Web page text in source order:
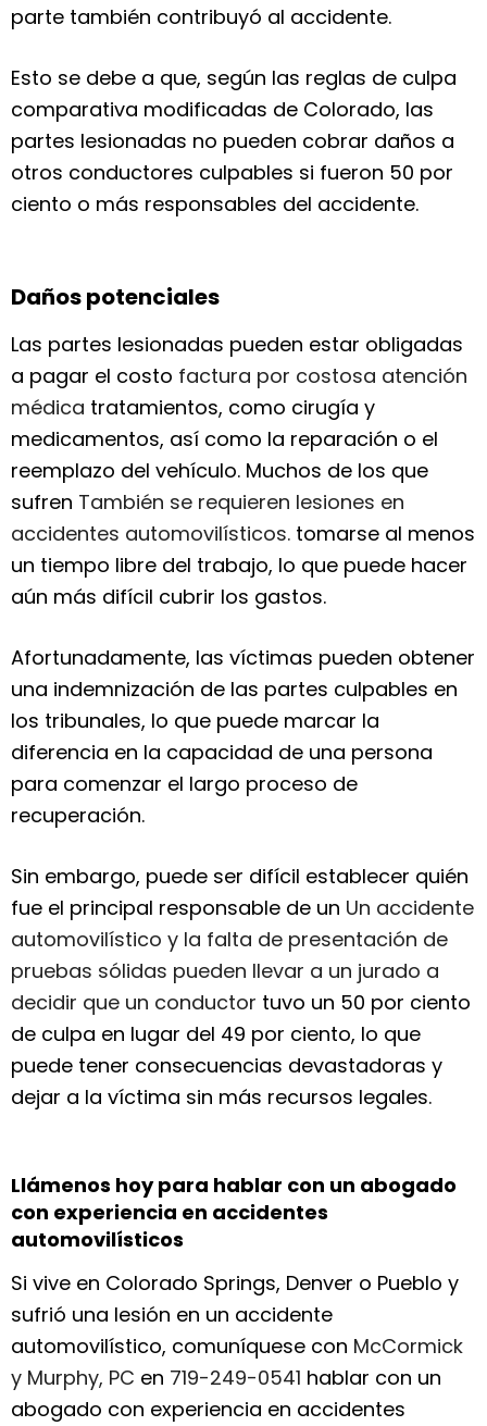
parte también contribuyó al accidente.
Esto se debe a que, según las reglas de culpa
comparativa modificadas de Colorado, las
partes lesionadas no pueden cobrar daños a
otros conductores culpables si fueron 50 por
ciento o más responsables del accidente.
Daños potenciales
Las partes lesionadas pueden estar obligadas
a pagar el costo factura por costosa atención
médica tratamientos, como cirugía y
medicamentos, así como la reparación o el
reemplazo del vehículo. Muchos de los que
sufren También se requieren lesiones en
accidentes automovilísticos. tomarse al menos
un tiempo libre del trabajo, lo que puede hacer
aún más difícil cubrir los gastos.
Afortunadamente, las víctimas pueden obtener
una indemnización de las partes culpables en
los tribunales, lo que puede marcar la
diferencia en la capacidad de una persona
para comenzar el largo proceso de
recuperación.
Sin embargo, puede ser difícil establecer quién
fue el principal responsable de un Un accidente
automovilístico y la falta de presentación de
pruebas sólidas pueden llevar a un jurado a
decidir que un conductor tuvo un 50 por ciento
de culpa en lugar del 49 por ciento, lo que
puede tener consecuencias devastadoras y
dejar a la víctima sin más recursos legales.
Llámenos hoy para hablar con un abogado
con experiencia en accidentes
automovilísticos
Si vive en Colorado Springs, Denver o Pueblo y
sufrió una lesión en un accidente
automovilístico, comuníquese con McCormick
y Murphy, PC en 719-249-0541 hablar con un
abogado con experiencia en accidentes